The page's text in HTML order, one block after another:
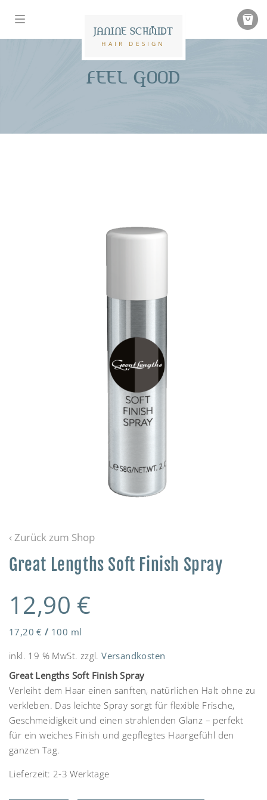
JANINE SCHMIDT
HAIR DESIGN
FEEL GOOD
‹ Zurück zum Shop
Great Lengths Soft Finish Spray
12,90 €
17,20€ / 100 ml
inkl. 19 % MwSt. zzgl.Versandkosten
Great Lengths Soft Finish Spray
Verleiht dem Haar einen sanften, natürlichen Halt ohne zu
verkleben. Das leichte Spray sorgt für flexible Frische,
Geschmeidigkeit und einen strahlenden Glanz – perfekt
für ein weiches Finish und gepflegtes Haargefühl den
ganzen Tag.
Lieferzeit: 2-3 Werktage